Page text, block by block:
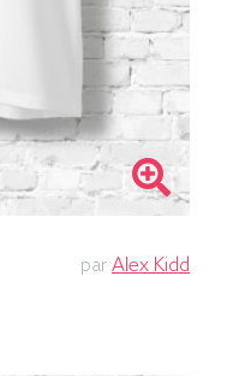
par Alex Kidd